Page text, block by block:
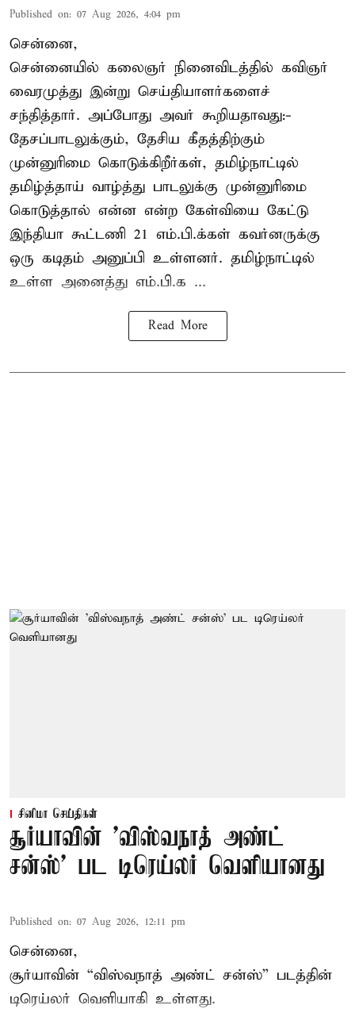
Published on: 07 Aug 2026, 4:04 pm
சென்னை,
சென்னையில் கலைஞர் நினைவிடத்தில் கவிஞர்
வைரமுத்து இன்று செய்தியாளர்களைச்
சந்தித்தார். அப்போது அவர் கூறியதாவது:-
தேசப்பாடலுக்கும், தேசிய கீதத்திற்கும்
முன்னுரிமை கொடுக்கிறீர்கள், தமிழ்நாட்டில்
தமிழ்த்தாய் வாழ்த்து பாடலுக்கு முன்னுரிமை
கொடுத்தால் என்ன என்ற கேள்வியை கேட்டு
இந்தியா கூட்டணி 21 எம்.பி.க்கள் கவர்னருக்கு
ஒரு கடிதம் அனுப்பி உள்ளனர். தமிழ்நாட்டில்
உள்ள அனைத்து எம்.பி.க ...
Read More
சினிமா செய்திகள்
சூர்யாவின் 'விஸ்வநாத் அண்ட்
சன்ஸ்' பட டிரெய்லர் வெளியானது
Published on: 07 Aug 2026, 12:11 pm
சென்னை,
சூர்யாவின் “விஸ்வநாத் அண்ட் சன்ஸ்” படத்தின்
டிரெய்லர் வெளியாகி உள்ளது.